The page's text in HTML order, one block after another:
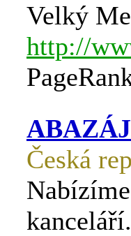
Velký
http://
Česká